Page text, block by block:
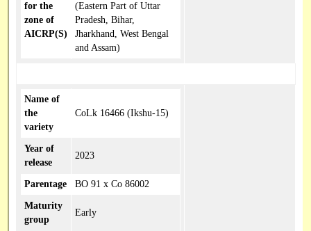
for the
zone of
AICRP(S)
(Eastern Part of Uttar
Pradesh, Bihar,
Jharkhand, West Bengal
and Assam)
Name of
the
variety
CoLk 16466 (Ikshu-15)
Year of
release
2023
Parentage BO 91 x Co 86002
Maturity
group
Early